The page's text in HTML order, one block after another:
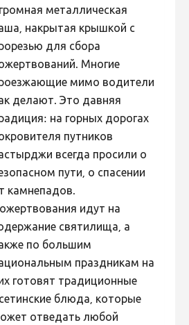
2013
2012
2011
2010
2009
металлическая
накрытая крышкой с
для сбора
Многие
мимо водители
делают. Это давняя
на горных дорогах
путников
всегда просили о
пути, о спасении
камнепадов.
идут на
святилища, а
по большим
праздникам на
готовят традиционные
блюда, которые
отведать любой